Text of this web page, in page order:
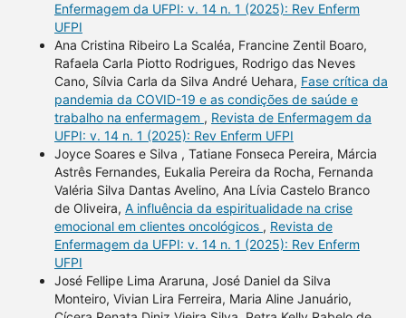
Enfermagem da UFPI: v. 14 n. 1 (2025): Rev Enferm
UFPI
Ana Cristina Ribeiro La Scaléa, Francine Zentil Boaro,
Rafaela Carla Piotto Rodrigues, Rodrigo das Neves
Cano, Sílvia Carla da Silva André Uehara, Fase crítica da
pandemia da COVID-19 e as condições de saúde e
trabalho na enfermagem , Revista de Enfermagem da
UFPI: v. 14 n. 1 (2025): Rev Enferm UFPI
Joyce Soares e Silva , Tatiane Fonseca Pereira, Márcia
Astrês Fernandes, Eukalia Pereira da Rocha, Fernanda
Valéria Silva Dantas Avelino, Ana Lívia Castelo Branco
de Oliveira, A influência da espiritualidade na crise
emocional em clientes oncológicos , Revista de
Enfermagem da UFPI: v. 14 n. 1 (2025): Rev Enferm
UFPI
José Fellipe Lima Araruna, José Daniel da Silva
Monteiro, Vivian Lira Ferreira, Maria Aline Januário,